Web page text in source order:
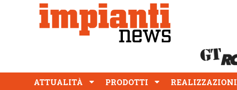
ATTUALITÀ PRODOTTI REALIZZAZIONI
PROFESSIONE
ATTUALITÀ PRODOTTI REALIZZAZIONI